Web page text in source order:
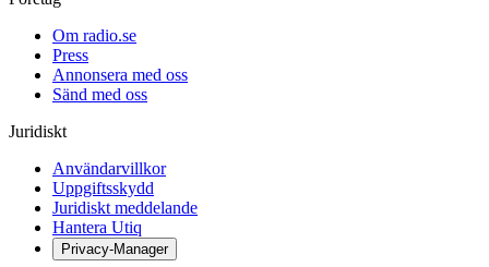
Om radio.se
Press
Annonsera med oss
Sänd med oss
Juridiskt
Användarvillkor
Uppgiftsskydd
Juridiskt meddelande
Hantera Utiq
Privacy-Manager